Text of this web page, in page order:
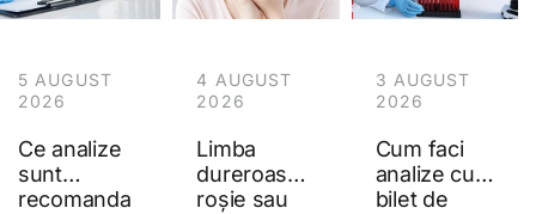
5 AUGUST
2026
Ce analize
sunt
recomanda
4 AUGUST
2026
Limba
dureroasă,
roșie sau
3 AUGUST
2026
Cum faci
analize cu
bilet de